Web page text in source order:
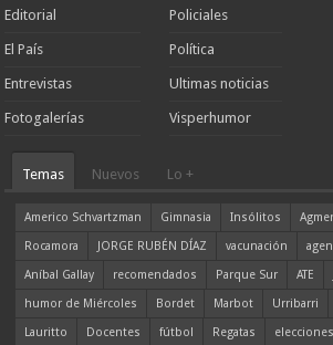
Editorial
El País
Entrevistas
Fotogalerías
Policiales
Política
Ultimas noticias
Visperhumor
Temas Nuevos Lo +
Americo Schvartzman Gimnasia Insólitos Agmer
Rocamora
JORGE RUBÉN DÍAZ vacunación
Aníbal Gallay
recomendados Parque Sur ATE
humor de Miércoles
Bordet Marbot Urribarri
Lauritto
Docentes fútbol Regatas elecciones